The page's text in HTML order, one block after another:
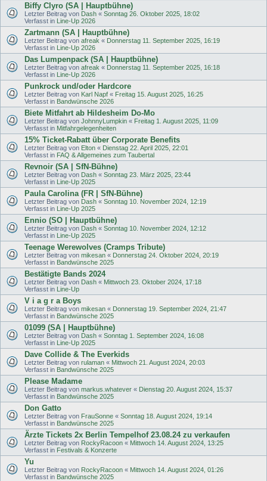
Biffy Clyro (SA | Hauptbühne)
Letzter Beitrag von Dash « Sonntag 26. Oktober 2025, 18:02
Verfasst in Line-Up 2026
Zartmann (SA | Hauptbühne)
Letzter Beitrag von afreak « Donnerstag 11. September 2025, 16:19
Verfasst in Line-Up 2026
Das Lumpenpack (SA | Hauptbühne)
Letzter Beitrag von afreak « Donnerstag 11. September 2025, 16:18
Verfasst in Line-Up 2026
Punkrock und/oder Hardcore
Letzter Beitrag von Karl Napf « Freitag 15. August 2025, 16:25
Verfasst in Bandwünsche 2026
Biete Mitfahrt ab Hildesheim Do-Mo
Letzter Beitrag von JohnnyLumpkin « Freitag 1. August 2025, 11:09
Verfasst in Mitfahrgelegenheiten
15% Ticket-Rabatt über Corporate Benefits
Letzter Beitrag von Elton « Dienstag 22. April 2025, 22:01
Verfasst in FAQ & Allgemeines zum Taubertal
Revnoir (SA | SfN-Bühne)
Letzter Beitrag von Dash « Sonntag 23. März 2025, 23:44
Verfasst in Line-Up 2025
Paula Carolina (FR | SfN-Bühne)
Letzter Beitrag von Dash « Sonntag 10. November 2024, 12:19
Verfasst in Line-Up 2025
Ennio (SO | Hauptbühne)
Letzter Beitrag von Dash « Sonntag 10. November 2024, 12:12
Verfasst in Line-Up 2025
Teenage Werewolves (Cramps Tribute)
Letzter Beitrag von mikesan « Donnerstag 24. Oktober 2024, 20:19
Verfasst in Bandwünsche 2025
Bestätigte Bands 2024
Letzter Beitrag von Dash « Mittwoch 23. Oktober 2024, 17:18
Verfasst in Line-Up
V i a g r a Boys
Letzter Beitrag von mikesan « Donnerstag 19. September 2024, 21:47
Verfasst in Bandwünsche 2025
01099 (SA | Hauptbühne)
Letzter Beitrag von Dash « Sonntag 1. September 2024, 16:08
Verfasst in Line-Up 2025
Dave Collide & The Everkids
Letzter Beitrag von rulaman « Mittwoch 21. August 2024, 20:03
Verfasst in Bandwünsche 2025
Please Madame
Letzter Beitrag von markus.whatever « Dienstag 20. August 2024, 15:37
Verfasst in Bandwünsche 2025
Don Gatto
Letzter Beitrag von FrauSonne « Sonntag 18. August 2024, 19:14
Verfasst in Bandwünsche 2025
Ärzte Tickets 2x Berlin Tempelhof 23.08.24 zu verkaufen
Letzter Beitrag von RockyRacoon « Mittwoch 14. August 2024, 13:25
Verfasst in Festivals & Konzerte
Yu
Letzter Beitrag von RockyRacoon « Mittwoch 14. August 2024, 01:26
Verfasst in Bandwünsche 2025